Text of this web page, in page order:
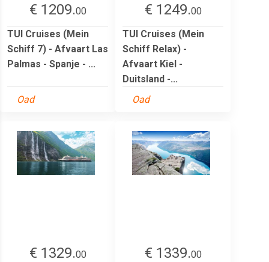
€ 1209.00
TUI Cruises (Mein
Schiff 7) - Afvaart Las
Palmas - Spanje - ...
Oad
€ 1249.00
TUI Cruises (Mein
Schiff Relax) -
Afvaart Kiel -
Duitsland -...
Oad
€ 1329.00
€ 1339.00